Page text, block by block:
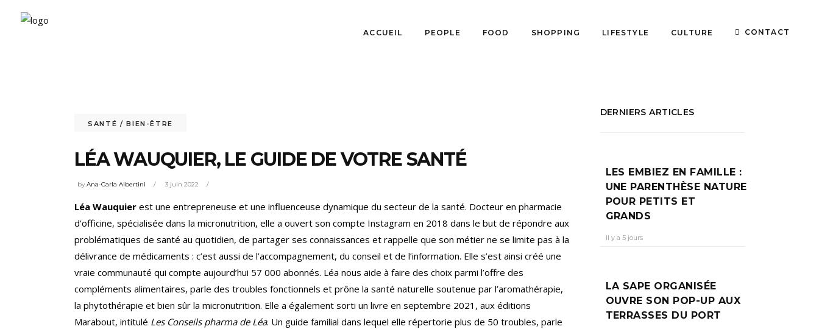
ACCUEIL PEOPLE FOOD SHOPPING LIFESTYLE CULTURE CONTACT
SANTÉ / BIEN-ÊTRE
LÉA WAUQUIER, LE GUIDE DE VOTRE SANTÉ
byAna-Carla Albertini 3 juin 2022
Léa Wauquier est une entrepreneuse et une influenceuse dynamique du secteur de la santé. Docteur en pharmacie
d’officine, spécialisée dans la micronutrition, elle a ouvert son compte Instagram en 2018 dans le but de répondre aux
problématiques de santé au quotidien, de partager ses connaissances et rappelle que son métier ne se limite pas à la
délivrance de médicaments : c’est aussi de l’accompagnement, du conseil et de l’information. Elle s’est ainsi créé une
vraie communauté qui compte aujourd’hui 57 000 abonnés. Léa nous aide à faire des choix parmi l’offre des
compléments alimentaires, parle des troubles fonctionnels et prône la santé naturelle soutenue par l’aromathérapie,
la phytothérapie et bien sûr la micronutrition. Elle a également sorti un livre en septembre 2021, aux éditions
Marabout, intitulé Les Conseils pharma de Léa. Un guide familial dans lequel elle répertorie plus de 50 troubles, parle
DERNIERS ARTICLES
LES EMBIEZ EN FAMILLE :
UNE PARENTHÈSE NATURE
POUR PETITS ET
GRANDS
Il y a 5 jours
LA SAPE ORGANISÉE
OUVRE SON POP-UP AUX
TERRASSES DU PORT